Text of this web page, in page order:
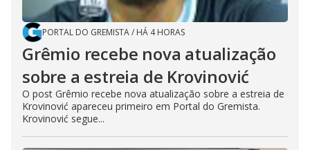
PORTAL DO GREMISTA/ HÁ 4 HORAS
Grêmio recebe nova atualização
sobre a estreia de Krovinović
O post Grêmio recebe nova atualização sobre a estreia de
Krovinović apareceu primeiro em Portal do Gremista.
Krovinović segue...